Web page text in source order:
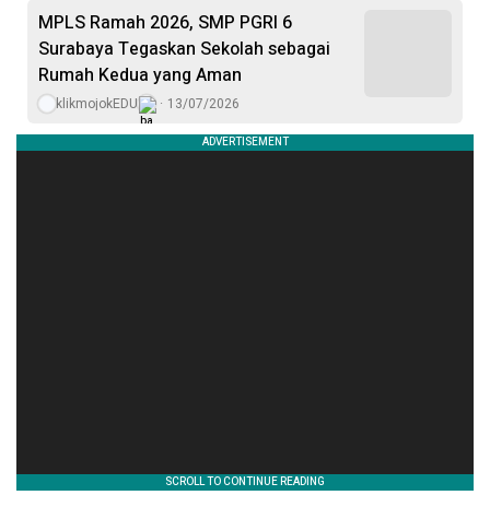
MPLS Ramah 2026, SMP PGRI 6
Surabaya Tegaskan Sekolah sebagai
Rumah Kedua yang Aman
klikmojokEDU 13/07/2026